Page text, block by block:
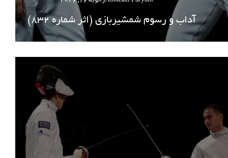
آداب و رسوم شمشیربازی (اثر شماره 832)